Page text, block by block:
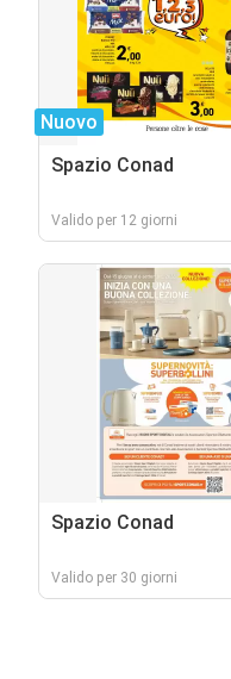
Nuovo
Spazio Conad
Valido per 12 giorni
Spazio Conad
Valido per 30 giorni